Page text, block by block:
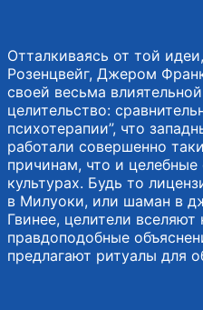
Отталкиваясь от той
Розенцвейг, Джером
своей весьма
целительство:
психотерапии”, что
работали совершенно
причинам, что и
культурах. Будь то
в Милуоки, или шаман в
Гвинее, целители
правдоподобные
предлагают ритуалы для